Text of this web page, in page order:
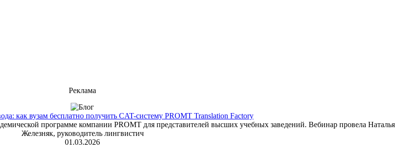
Реклама
как вузам бесплатно получить CAT-систему PROMT Translation Factory
программе компании PROMT для представителей высших учебных заведений. Вебинар провела Наталья
Железняк, руководитель лингвистич
01.03.2026